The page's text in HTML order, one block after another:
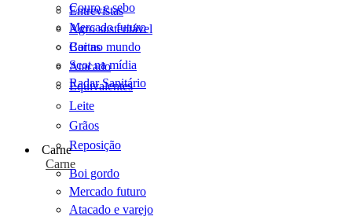
Entrevistas
Agro sustentável
Cartas
Scot na mídia
Radar Sanitário
Couro e sebo
Mercado futuro
Boi no mundo
Atacado
Equivalentes
Leite
Grãos
Reposição
Carne
Carne
Boi gordo
Mercado futuro
Atacado e varejo